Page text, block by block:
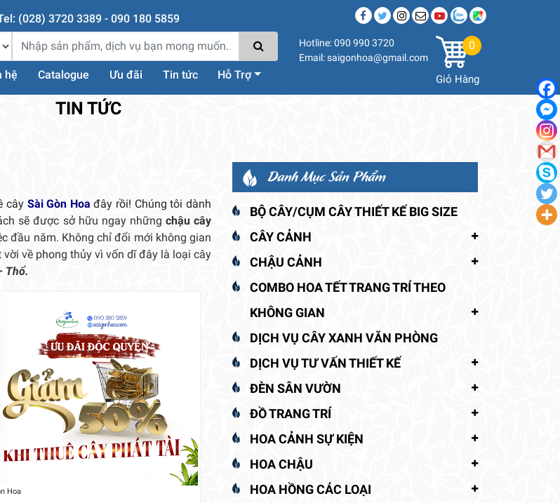
(028) 3720 3389 - 090 180 5859
hệ Catalogue Ưu đãi Tin tức Hỗ Trợ
Hotline: 090 990 3720
Email: saigonhoa@gmail.com
0
Giỏ Hàng
TIN TỨC
cây Sài Gòn Hoa đây rồi! Chúng tôi dành
sẽ được sở hữu ngay những chậu cây
đầu năm. Không chỉ đổi mới không gian
về phong thủy vì vốn dĩ đây là loại cây
Thổ.
Hoa
Danh Mục Sản Phẩm
BỘ CÂY/CỤM CÂY THIẾT KẾ BIG SIZE
CÂY CẢNH
CHẬU CẢNH
COMBO HOA TẾT TRANG TRÍ THEO
KHÔNG GIAN
DỊCH VỤ CÂY XANH VĂN PHÒNG
DỊCH VỤ TƯ VẤN THIẾT KẾ
ĐÈN SÂN VƯỜN
ĐỒ TRANG TRÍ
HOA CẢNH SỰ KIỆN
HOA CHẬU
HOA HỒNG CÁC LOẠI